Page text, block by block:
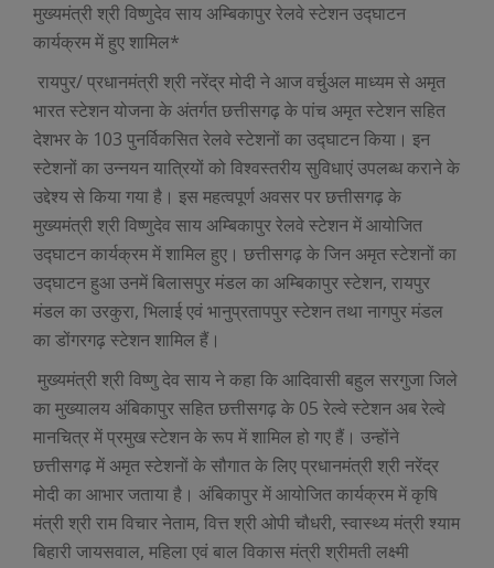
मुख्यमंत्री श्री विष्णुदेव साय अम्बिकापुर रेलवे स्टेशन उद्घाटन
कार्यक्रम में हुए शामिल*
रायपुर/ प्रधानमंत्री श्री नरेंद्र मोदी ने आज वर्चुअल माध्यम से अमृत
भारत स्टेशन योजना के अंतर्गत छत्तीसगढ़ के पांच अमृत स्टेशन सहित
देशभर के 103 पुनर्विकसित रेलवे स्टेशनों का उद्घाटन किया। इन
स्टेशनों का उन्नयन यात्रियों को विश्वस्तरीय सुविधाएं उपलब्ध कराने के
उद्देश्य से किया गया है। इस महत्वपूर्ण अवसर पर छत्तीसगढ़ के
मुख्यमंत्री श्री विष्णुदेव साय अम्बिकापुर रेलवे स्टेशन में आयोजित
उद्घाटन कार्यक्रम में शामिल हुए। छत्तीसगढ़ के जिन अमृत स्टेशनों का
उद्घाटन हुआ उनमें बिलासपुर मंडल का अम्बिकापुर स्टेशन, रायपुर
मंडल का उरकुरा, भिलाई एवं भानुप्रतापपुर स्टेशन तथा नागपुर मंडल
का डोंगरगढ़ स्टेशन शामिल हैं।
मुख्यमंत्री श्री विष्णु देव साय ने कहा कि आदिवासी बहुल सरगुजा जिले
का मुख्यालय अंबिकापुर सहित छत्तीसगढ़ के 05 रेल्वे स्टेशन अब रेल्वे
मानचित्र में प्रमुख स्टेशन के रूप में शामिल हो गए हैं। उन्होंने
छत्तीसगढ़ में अमृत स्टेशनों के सौगात के लिए प्रधानमंत्री श्री नरेंद्र
मोदी का आभार जताया है। अंबिकापुर में आयोजित कार्यक्रम में कृषि
मंत्री श्री राम विचार नेताम, वित्त श्री ओपी चौधरी, स्वास्थ्य मंत्री श्याम
बिहारी जायसवाल, महिला एवं बाल विकास मंत्री श्रीमती लक्ष्मी